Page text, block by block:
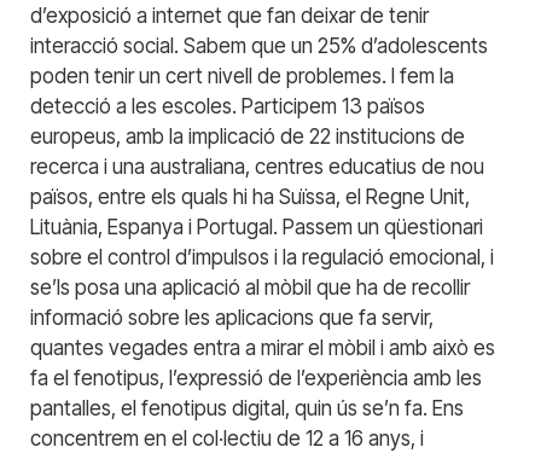
d’exposició a internet que fan deixar de tenir
interacció social. Sabem que un 25% d’adolescents
poden tenir un cert nivell de problemes. I fem la
detecció a les escoles. Participem 13 països
europeus, amb la implicació de 22 institucions de
recerca i una australiana, centres educatius de nou
països, entre els quals hi ha Suïssa, el Regne Unit,
Lituània, Espanya i Portugal. Passem un qüestionari
sobre el control d’impulsos i la regulació emocional, i
se’ls posa una aplicació al mòbil que ha de recollir
informació sobre les aplicacions que fa servir,
quantes vegades entra a mirar el mòbil i amb això es
fa el fenotipus, l’expressió de l’experiència amb les
pantalles, el fenotipus digital, quin ús se’n fa. Ens
concentrem en el col·lectiu de 12 a 16 anys, i